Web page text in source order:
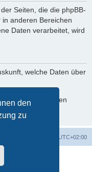
den
zu
Seiten, die die phpBB-
anderen Bereichen
Daten verarbeitet, wird
welche Daten über
Ihrer Daten
Betreiber.
UTC+02:00
phpBB Limited
phpBB.de